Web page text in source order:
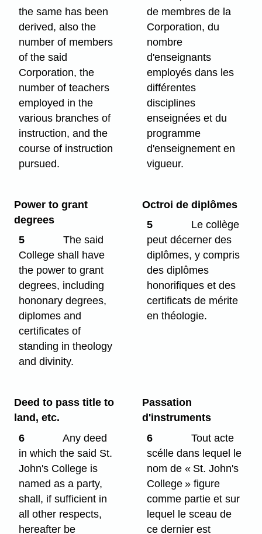
the same has been
derived, also the
number of members
of the said
Corporation, the
number of teachers
employed in the
various branches of
instruction, and the
course of instruction
pursued.
de membres de la
Corporation, du
nombre
d'enseignants
employés dans les
différentes
disciplines
enseignées et du
programme
d'enseignement en
vigueur.
Power to grant
degrees
5
The said
College shall have
the power to grant
degrees, including
hononary degrees,
diplomes and
certificates of
standing in theology
and divinity.
Octroi de diplômes
5
Le collège
peut décerner des
diplômes, y compris
des diplômes
honorifiques et des
certificats de mérite
en théologie.
Deed to pass title to
land, etc.
6
Any deed
in which the said St.
John's College is
named as a party,
shall, if sufficient in
all other respects,
hereafter be
Passation
d'instruments
6
Tout acte
scélle dans lequel le
nom de « St. John's
College » figure
comme partie et sur
lequel le sceau de
ce dernier est